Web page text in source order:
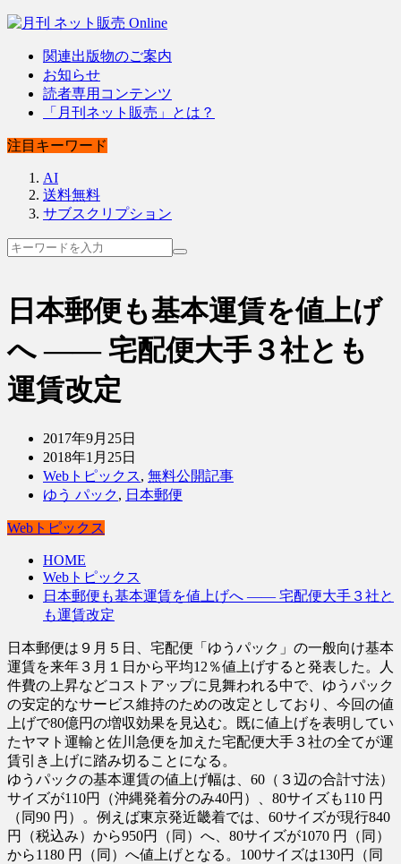
関連出版物のご案内
お知らせ
読者専用コンテンツ
「月刊ネット販売」とは？
注目キーワード
AI
送料無料
サブスクリプション
日本郵便も基本運賃を値上げ
へ ―― 宅配便大手３社とも
運賃改定
2017年9月25日
2018年1月25日
Webトピックス, 無料公開記事
ゆう パック, 日本郵便
Webトピックス
HOME
Webトピックス
日本郵便も基本運賃を値上げへ ―― 宅配便大手３社と
も運賃改定
日本郵便は９月５日、宅配便「ゆうパック」の一般向け基本
運賃を来年３月１日から平均12％値上げすると発表した。人
件費の上昇などコストアップに見舞われる中で、ゆうパック
の安定的なサービス維持のための改定としており、今回の値
上げで80億円の増収効果を見込む。既に値上げを表明してい
たヤマト運輸と佐川急便を加えた宅配便大手３社の全てが運
賃引き上げに踏み切ることになる。
ゆうパックの基本運賃の値上げ幅は、60（３辺の合計寸法）
サイズが110円（沖縄発着分のみ40円）、80サイズも110 円
（同90 円）。例えば東京発近畿着では、60サイズが現行840
円（税込み）から950円（同）へ、80サイズが1070 円（同）
から1180 円（同）へ値上げとなる。100サイズは130円（同